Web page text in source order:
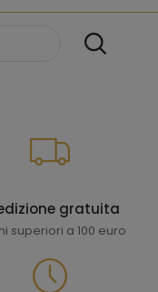
i migliori
gratuita
superiori a 100 euro